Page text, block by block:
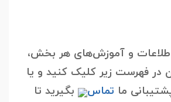
و آموزش‌های هر بخش،
در فهرست زیر کلیک کنید و یا
ما تماس
بگیرید تا